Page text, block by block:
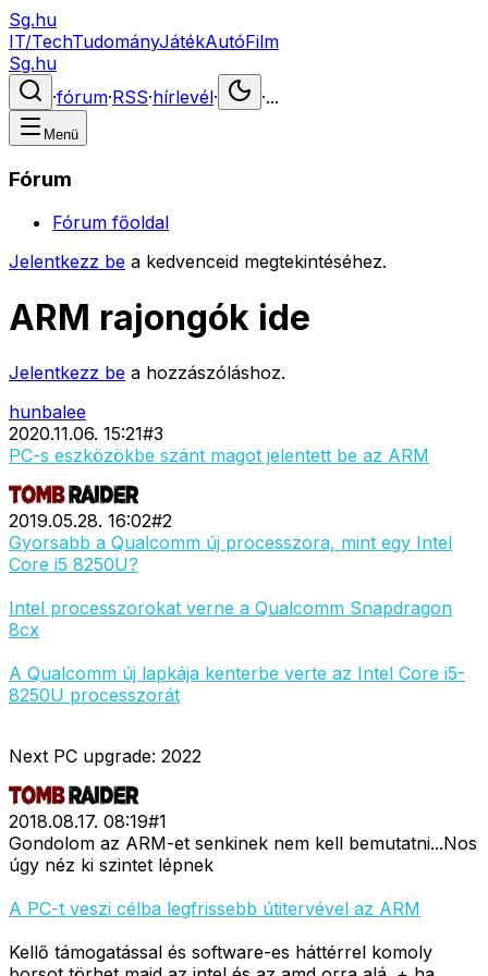
Sg.hu
IT/TechTudományJátékAutóFilm
Sg.hu
·fórum·RSS·hírlevél· ·...
Menü
Fórum
Fórum főoldal
Jelentkezz be a kedvenceid megtekintéséhez.
ARM rajongók ide
Jelentkezz be a hozzászóláshoz.
hunbalee
2020.11.06. 15:21#3
PC-s eszközökbe szánt magot jelentett be az ARM
2019.05.28. 16:02#2
Gyorsabb a Qualcomm új processzora, mint egy Intel
Core i5 8250U?
Intel processzorokat verne a Qualcomm Snapdragon
8cx
A Qualcomm új lapkája kenterbe verte az Intel Core i5-
8250U processzorát
Next PC upgrade: 2022
2018.08.17. 08:19#1
Gondolom az ARM-et senkinek nem kell bemutatni...Nos
úgy néz ki szintet lépnek
A PC-t veszi célba legfrissebb útitervével az ARM
Kellő támogatással és software-es háttérrel komoly